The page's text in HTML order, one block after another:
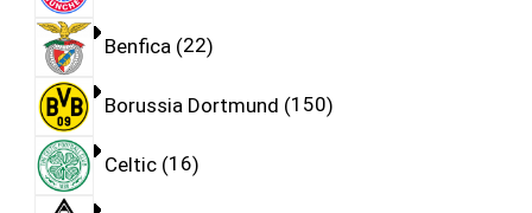
Benfica 22
Borussia Dortmund 150
Celtic 16